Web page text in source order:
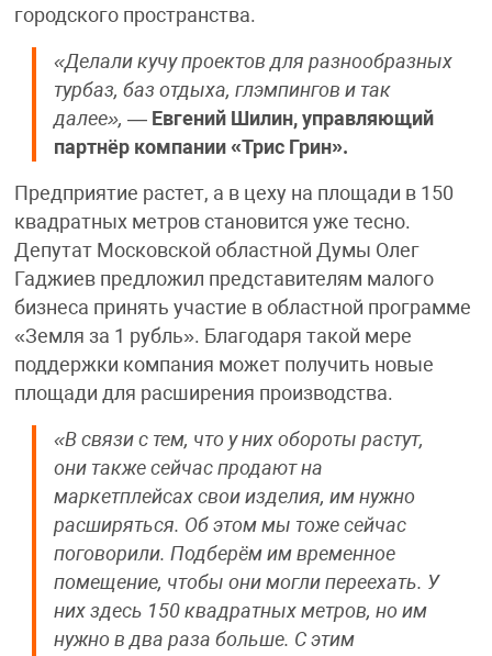
городского пространства.
«Делали кучу проектов для разнообразных
турбаз, баз отдыха, глэмпингов и так
далее», — Евгений Шилин, управляющий
партнёр компании «Трис Грин».
Предприятие растет, а в цеху на площади в 150
квадратных метров становится уже тесно.
Депутат Московской областной Думы Олег
Гаджиев предложил представителям малого
бизнеса принять участие в областной программе
«Земля за 1 рубль». Благодаря такой мере
поддержки компания может получить новые
площади для расширения производства.
«В связи с тем, что у них обороты растут,
они также сейчас продают на
маркетплейсах свои изделия, им нужно
расширяться. Об этом мы тоже сейчас
поговорили. Подберём им временное
помещение, чтобы они могли переехать. У
них здесь 150 квадратных метров, но им
нужно в два раза больше. С этим